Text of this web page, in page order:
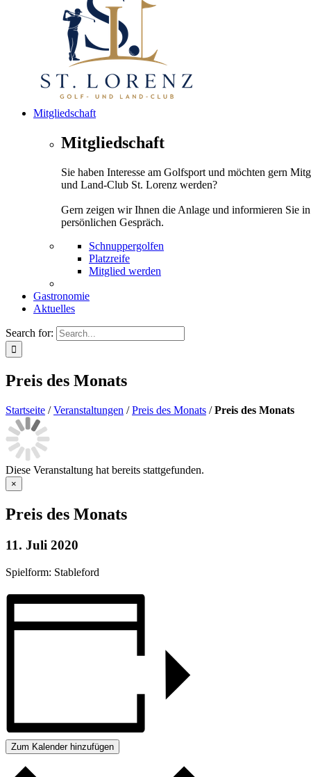
Mitgliedschaft
Mitgliedschaft
Sie haben Interesse am Golfsport und möchten gern
und Land-Club St. Lorenz werden?
Gern zeigen wir Ihnen die Anlage und informieren Sie
persönlichen Gespräch.
Schnuppergolfen
Platzreife
Mitglied werden
Gastronomie
Aktuelles
Search for:
Preis des Monats
Startseite /Veranstaltungen /Preis des Monats /Preis des Monats
Diese Veranstaltung hat bereits stattgefunden.
×
Preis des Monats
11. Juli 2020
Spielform: Stableford
Zum Kalender hinzufügen